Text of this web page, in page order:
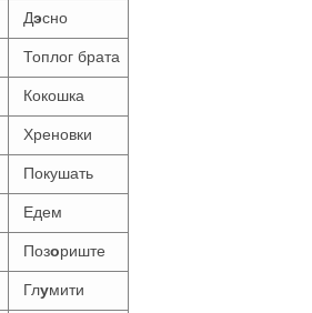
Дэсно
Топлог брата
Кокошка
Хреновки
Покушать
Едем
Позориште
Глумити